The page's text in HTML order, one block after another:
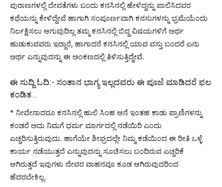
ಪುರಾಣಗಳಲ್ಲಿ ದೇವತೆಗಳು ಬಂದು ಕನಸಿನಲ್ಲಿ ಹೇಳಿದ್ದನ್ನು ಪಾಲಿಸಿದವರ
ಕಥೆಯನ್ನು ಕೇಳಿದ್ದೇವೆ ಹಾಗಾಗಿ ಸಂಪೂರ್ಣವಾಗಿ ಕನಸುಗಳನ್ನು ಭ್ರಮೆಯೆಂದು
ನಿರ್ಲಕ್ಷಿಸಲು ಆಗುವುದಿಲ್ಲ ತಮ್ಮ ಕನಸಿನಲ್ಲಿ ಬಿದ್ದ ವಿಷಯಗಳಿಗೆ ಅರ್ಥ
ಹುಡುಕುವವರು ಇದ್ದಾರೆ, ಹಾಗಾದರೆ ಕನಸಿನಲ್ಲಿ ಯಾವ ವಸ್ತು ಬಂದರೆ ಏನು
ಅರ್ಥ ಎನ್ನುವುದನ್ನು ಈ ಅಂಕಣದಲ್ಲಿ ತಿಳಿಸುತ್ತಿದ್ದೇವೆ.
ಈ ಸುದ್ದಿ ಓದಿ:- ಸಂತಾನ ಭಾಗ್ಯ ಇಲ್ಲದವರು ಈ ಪೂಜೆ ಮಾಡಿದರೆ ಫಲ
ಕಂಡಿತ…
* ನೀವೇನಾದರೂ ಕನಸಿನಲ್ಲಿ ಹುಲಿ ಸಿಂಹ ಆನೆ ಇಂತಹ ಕಾಡು ಪ್ರಾಣಿಗಳನ್ನು
ಕಂಡರೆ ಅದು ನಿಮಗೆ ಧರ್ಮ ಮಾರ್ಗದಲ್ಲಿ ನಡೆಯಿರಿ ಎಂದು
ಎಚ್ಚರಿಸುತ್ತಿರುವುದು. ಹಾಗೆಯೇ ಶೀಘ್ರದಲ್ಲೇ ನಿಮ್ಮ ಕಡೆಯಿಂದ ಈ ರೀತಿ ಒಳ್ಳೆ
ಕಾರ್ಯ ನಡೆಯುತ್ತದೆ ಎನ್ನುವುದನ್ನು ಸೂಚಿಸಲು ಬಂದಿರುವ ಎಚ್ಚರಿಕೆ
ಆಗಿರುತ್ತದೆ ಇವುಗಳು ದೇವರ ವಾಹನವೂ ಕೂಡ ಆಗಿರುವುದರಿಂದ
ಹೆದರಬೇಕಿಲ್ಲ.